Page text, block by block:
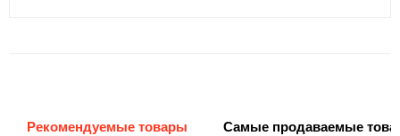
Рекомендуемые товары Самые продаваемые